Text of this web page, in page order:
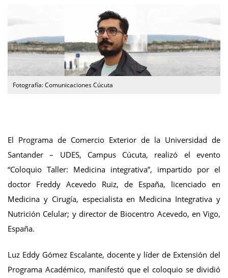
Fotografía: Comunicaciones Cúcuta
El Programa de Comercio Exterior de la Universidad de
Santander – UDES, Campus Cúcuta, realizó el evento
“Coloquio Taller: Medicina integrativa”, impartido por el
doctor Freddy Acevedo Ruiz, de España, licenciado en
Medicina y Cirugía, especialista en Medicina Integrativa y
Nutrición Celular; y director de Biocentro Acevedo, en Vigo,
España.
Luz Eddy Gómez Escalante, docente y líder de Extensión del
Programa Académico, manifestó que el coloquio se dividió